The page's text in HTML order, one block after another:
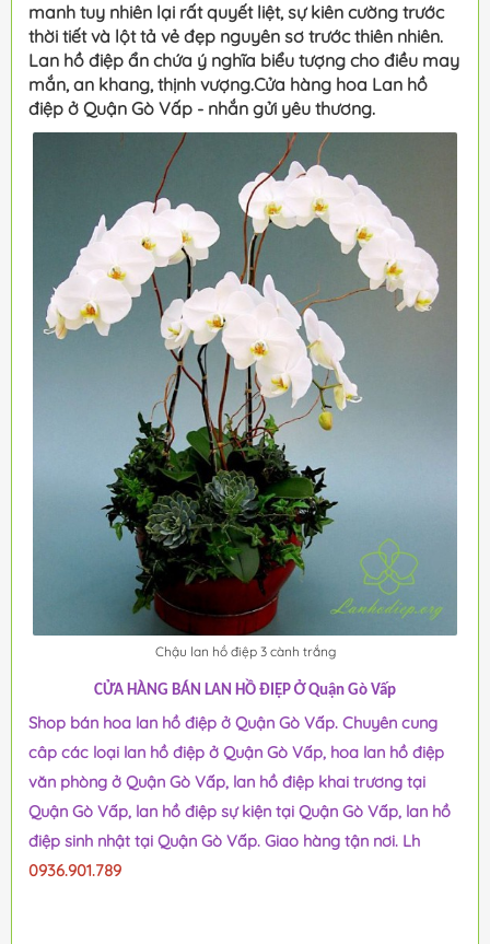
manh tuy nhiên lại rất quyết liệt, sự kiên cường trước
thời tiết và lột tả vẻ đẹp nguyên sơ trước thiên nhiên.
Lan hồ điệp ẩn chứa ý nghĩa biểu tượng cho điều may
mắn, an khang, thịnh vượng.Cửa hàng hoa Lan hồ
điệp ở Quận Gò Vấp - nhắn gửi yêu thương.
Chậu lan hồ điệp 3 cành trắng
CỬA HÀNG BÁN LAN HỒ ĐIỆP Ở Quận Gò Vấp
Shop bán hoa lan hồ điệp ở Quận Gò Vấp. Chuyên cung
câp các loại lan hồ điệp ở Quận Gò Vấp, hoa lan hồ điệp
văn phòng ở Quận Gò Vấp, lan hồ điệp khai trương tại
Quận Gò Vấp, lan hồ điệp sự kiện tại Quận Gò Vấp, lan hồ
điệp sinh nhật tại Quận Gò Vấp. Giao hàng tận nơi. Lh
0936.901.789